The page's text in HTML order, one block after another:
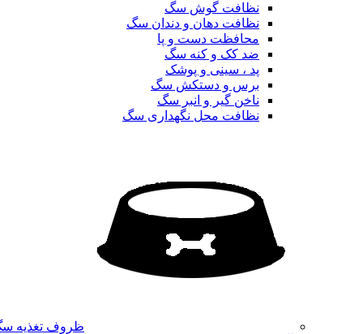
نظافت گوش سگ
نظافت دهان و دندان سگ
محافظت دست و پا
ضد کک و کنه سگ
پد ، سینی و پوشک
برس و دستکش سگ
ناخن گیر و انبر سگ
نظافت محل نگهداری سگ
ظروف تغذیه